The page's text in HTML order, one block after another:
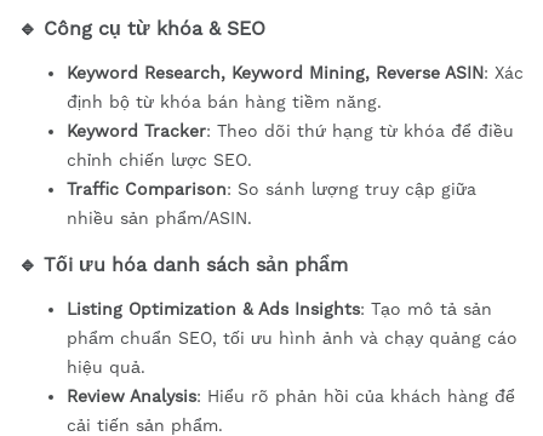
🔹 Công cụ từ khóa & SEO
Keyword Research, Keyword Mining, Reverse ASIN: Xác
định bộ từ khóa bán hàng tiềm năng.
Keyword Tracker: Theo dõi thứ hạng từ khóa để điều
chỉnh chiến lược SEO.
Traffic Comparison: So sánh lượng truy cập giữa
nhiều sản phẩm/ASIN.
🔹 Tối ưu hóa danh sách sản phẩm
Listing Optimization & Ads Insights: Tạo mô tả sản
phẩm chuẩn SEO, tối ưu hình ảnh và chạy quảng cáo
hiệu quả.
Review Analysis: Hiểu rõ phản hồi của khách hàng để
cải tiến sản phẩm.